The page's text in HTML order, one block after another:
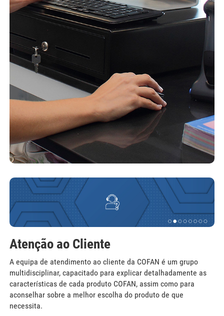
Atenção ao Cliente
A equipa de atendimento ao cliente da COFAN é um grupo
multidisciplinar, capacitado para explicar detalhadamente as
características de cada produto COFAN, assim como para
aconselhar sobre a melhor escolha do produto de que
necessita.